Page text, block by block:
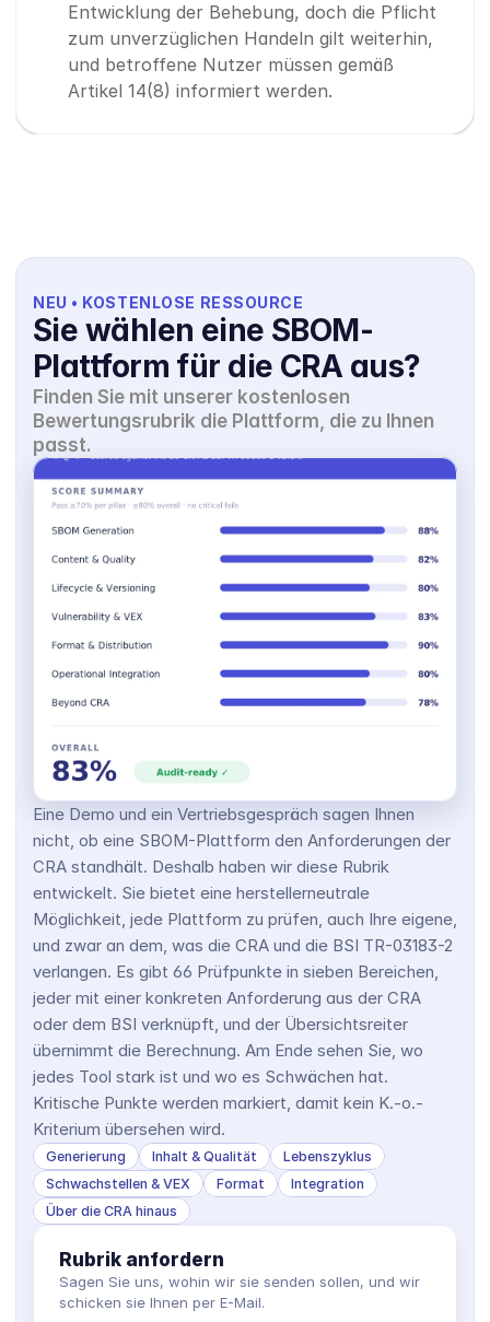
Entwicklung der Behebung, doch die Pflicht
zum unverzüglichen Handeln gilt weiterhin,
und betroffene Nutzer müssen gemäß
Artikel 14(8) informiert werden.
NEU • KOSTENLOSE RESSOURCE
Sie wählen eine SBOM-
Plattform für die CRA aus?
Finden Sie mit unserer kostenlosen
Bewertungsrubrik die Plattform, die zu Ihnen
passt.
Eine Demo und ein Vertriebsgespräch sagen Ihnen
nicht, ob eine SBOM-Plattform den Anforderungen der
CRA standhält. Deshalb haben wir diese Rubrik
entwickelt. Sie bietet eine herstellerneutrale
Möglichkeit, jede Plattform zu prüfen, auch Ihre eigene,
und zwar an dem, was die CRA und die BSI TR-03183-2
verlangen. Es gibt 66 Prüfpunkte in sieben Bereichen,
jeder mit einer konkreten Anforderung aus der CRA
oder dem BSI verknüpft, und der Übersichtsreiter
übernimmt die Berechnung. Am Ende sehen Sie, wo
jedes Tool stark ist und wo es Schwächen hat.
Kritische Punkte werden markiert, damit kein K.-o.-
Kriterium übersehen wird.
Generierung Inhalt & Qualität
Lebenszyklus
Schwachstellen & VEX
Format
Integration
Über die CRA hinaus
Rubrik anfordern
Sagen Sie uns, wohin wir sie senden sollen, und wir
schicken sie Ihnen per E-Mail.